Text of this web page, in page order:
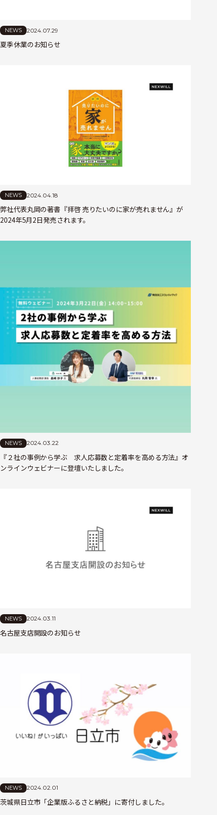
NEWS 2024.07.29
夏季休業のお知らせ
NEWS 2024.04.18
弊社代表丸岡の著書『拝啓 売りたいのに家が売れません』が
2024年5月2日発売されます。
NEWS 2024.03.22
『２社の事例から学ぶ 求人応募数と定着率を高める方法』オ
ンラインウェビナーに登壇いたしました。
NEWS 2024.03.11
名古屋支店開設のお知らせ
NEWS 2024.02.01
茨城県日立市「企業版ふるさと納税」に寄付しました。